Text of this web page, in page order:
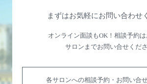
まずはお気軽にお問い合わせ
オンライン面談もOK！相談予約
サロンまでお問い合せくだ
各サロンへの相談予約・お問い合